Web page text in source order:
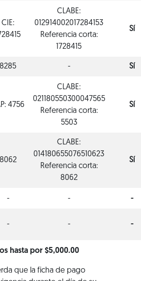
CIE:
CLABE:
012914002017284153
Referencia corta:
1728415
Sí
8285 - Sí
4756
CLABE:
021180550300047565
Referencia corta:
5503
Sí
8062
CLABE:
014180655076510623
Referencia corta:
8062
Sí
- - -
- - -
hasta por $5,000.00
que la ficha de pago